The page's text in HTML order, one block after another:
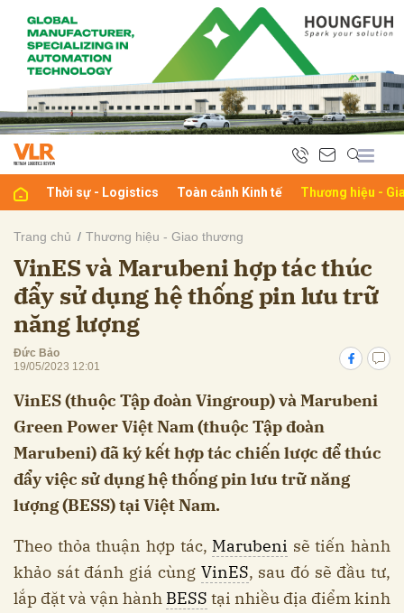
Thời sự - Logistics Toàn cảnh Kinh tế Thương hiệu -
Trang chủ Thương hiệu - Giao thương
VinES và Marubeni hợp tác thúc
đẩy sử dụng hệ thống pin lưu trữ
năng lượng
Đức Bảo
19/05/2023 12:01
VinES (thuộc Tập đoàn Vingroup) và Marubeni
Green Power Việt Nam (thuộc Tập đoàn
Marubeni) đã ký kết hợp tác chiến lược để thúc
đẩy việc sử dụng hệ thống pin lưu trữ năng
lượng (BESS) tại Việt Nam.
Theo thỏa thuận hợp tác, Marubeni sẽ tiến hành
khảo sát đánh giá cùng VinES, sau đó sẽ đầu tư,
lắp đặt và vận hành BESS tại nhiều địa điểm kinh
luận
Hủy